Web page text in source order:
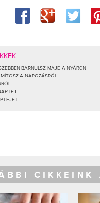
BARNULSZ MAJD A NYÁRON
A NAPOZÁSRÓL
CIKKEINK